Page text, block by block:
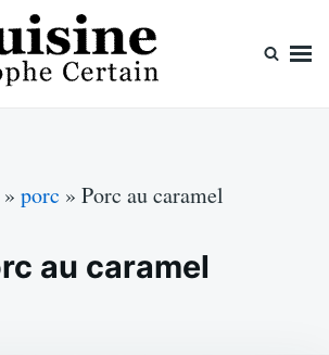
» porc » Porc au caramel
au caramel